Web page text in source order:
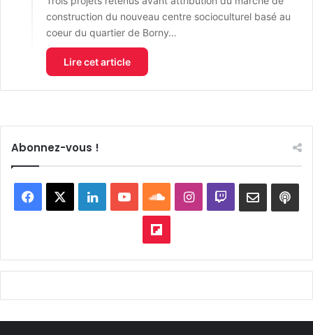
construction du nouveau centre socioculturel basé au
coeur du quartier de Borny…
Lire cet article
Abonnez-vous !
Facebook LinkedinYouTubeSoundCloud
Instagram
Twitch
Flipboard